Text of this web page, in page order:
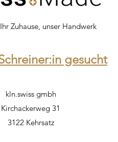
Zuhause, unser Handwerk
gesucht
kln.swiss gmbh
Kirchackerweg 31
3122 Kehrsatz